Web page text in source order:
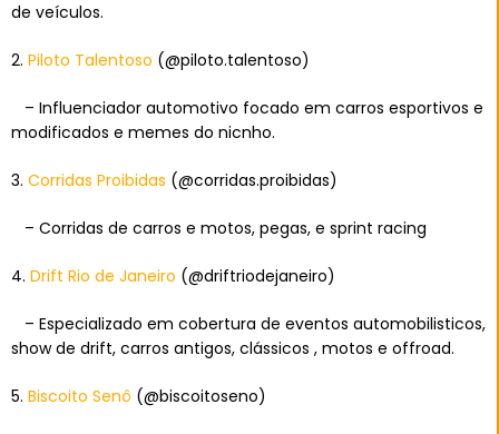
de veículos.
2. Piloto Talentoso (@piloto.talentoso)
– Influenciador automotivo focado em carros esportivos e
modificados e memes do nicnho.
3. Corridas Proibidas (@corridas.proibidas)
– Corridas de carros e motos, pegas, e sprint racing
4. Drift Rio de Janeiro (@driftriodejaneiro)
– Especializado em cobertura de eventos automobilisticos,
show de drift, carros antigos, clássicos , motos e offroad.
5. Biscoito Senô (@biscoitoseno)